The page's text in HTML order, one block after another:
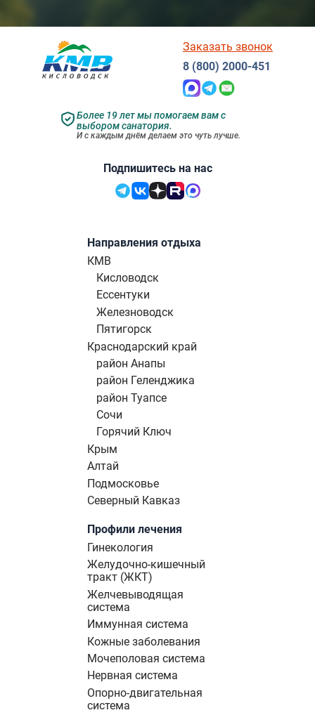
Подпишитесь на нас
Более 19 лет мы помогаем вам с
выбором санатория.
И с каждым днём делаем это чуть лучше.
Заказать звонок
8 (800) 2000-451
Направления отдыха
КМВ
Кисловодск
Ессентуки
Железноводск
Пятигорск
Краснодарский край
район Анапы
район Геленджика
район Туапсе
Сочи
Горячий Ключ
Крым
Алтай
Подмосковье
Северный Кавказ
Профили лечения
Гинекология
Желудочно-кишечный
тракт (ЖКТ)
Желчевыводящая
система
Иммунная система
Кожные заболевания
Мочеполовая система
Нервная система
Опорно-двигательная
система